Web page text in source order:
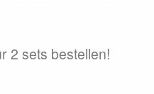
2 sets bestellen!